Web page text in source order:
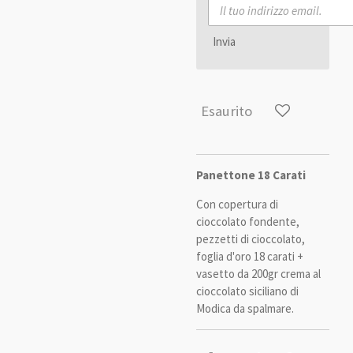
Invia
Esaurito
Panettone 18 Carati
Con copertura di
cioccolato fondente,
pezzetti di cioccolato,
foglia d'oro 18 carati +
vasetto da 200gr crema al
cioccolato siciliano di
Modica da spalmare.